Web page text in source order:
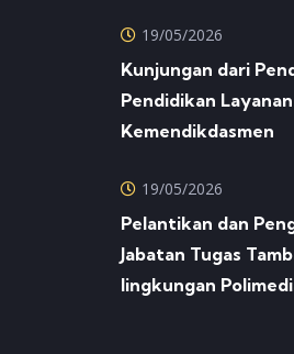
19/05/2026
Kunjungan dari
Pendidikan
Kemendikdasmen
19/05/2026
Pelantikan dan
Jabatan Tugas
lingkungan